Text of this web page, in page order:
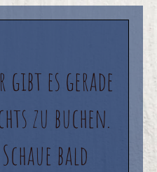
gibt es gerade
zu buchen.
Schaue bald